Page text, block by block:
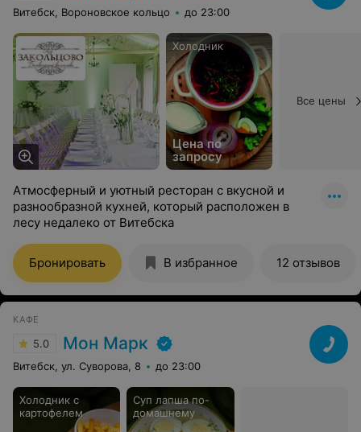
Витебск, Вороновское кольцо до 23:00
Холодник
Цена по
запросу
Все цены
Атмосферный и уютный ресторан с вкусной и
разнообразной кухней, который расположен в
лесу недалеко от Витебска
Бронировать В избранное 12 отзывов
КАФЕ
5.0 Мон Марк
Витебск, ул. Суворова, 8 до 23:00
Холодник с
картофелем
Суп лапша по-
домашнему